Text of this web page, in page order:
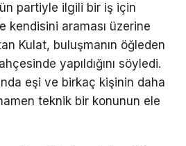
partiyle ilgili bir iş için
kendisini araması üzerine
Kulat, buluşmanın öğleden
yapıldığını söyledi.
eşi ve birkaç kişinin daha
teknik bir konunun ele